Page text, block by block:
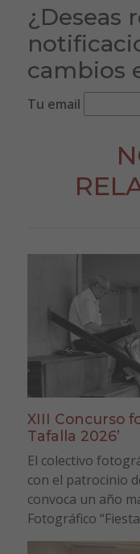
¿Deseas
cambios
Tu email
XIII Concurso
Tafalla 2026’
El colectivo
con el patrocinio
convoca un año
Fotográfico